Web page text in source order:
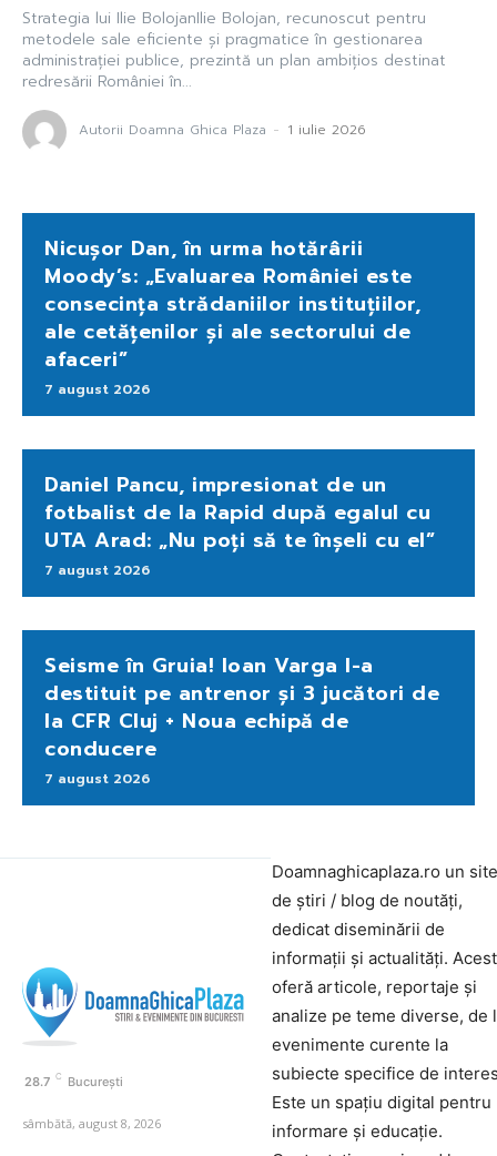
Strategia lui Ilie BolojanIlie Bolojan, recunoscut pentru
metodele sale eficiente și pragmatice în gestionarea
administrației publice, prezintă un plan ambițios destinat
redresării României în...
Autorii Doamna Ghica Plaza - 1 iulie 2026
Nicușor Dan, în urma hotărârii
Moody’s: „Evaluarea României este
consecința strădaniilor instituțiilor,
ale cetățenilor și ale sectorului de
afaceri”
7 august 2026
Daniel Pancu, impresionat de un
fotbalist de la Rapid după egalul cu
UTA Arad: „Nu poți să te înșeli cu el”
7 august 2026
Seisme în Gruia! Ioan Varga l-a
destituit pe antrenor și 3 jucători de
la CFR Cluj + Noua echipă de
conducere
7 august 2026
28.7 C București
sâmbătă, august 8, 2026
Doamnaghicaplaza.ro un site
de știri / blog de noutăți,
dedicat diseminării de
informații și actualități.
oferă articole, reportaje și
analize pe teme diverse, de
evenimente curente la
subiecte specifice de
Este un spațiu digital pentru
informare și educație.